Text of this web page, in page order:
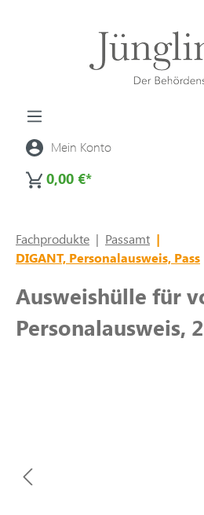
Mein Konto
0,00 €*
Fachprodukte | Passamt |
DIGANT, Personalausweis, Pass
Ausweishülle für
Personalausweis,